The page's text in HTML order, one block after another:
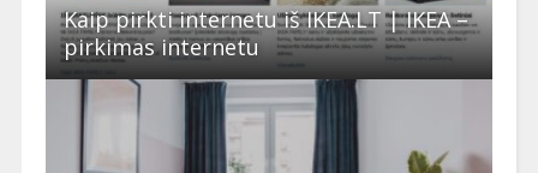
Kaip pirkti internetu iš IKEA.LT | IKEA –
pirkimas internetu